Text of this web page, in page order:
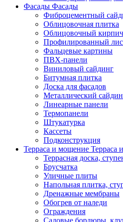
Фасады Фасады
Фиброцементный
Облицовочная плитка
Облицовочный кирпич
Профилированный
Фальцевые картины
ПВХ-панели
Виниловый сайдинг
Битумная плитка
Доска для фасадов
Металлический
Линеарные панели
Термопанели
Штукатурка
Кассеты
Подконструкция
Терраса и мощение Терраса
Террасная доска,
Брусчатка
Уличные плиты
Напольная плитка,
Дренажные мембраны
Обогрев от наледи
Ограждения